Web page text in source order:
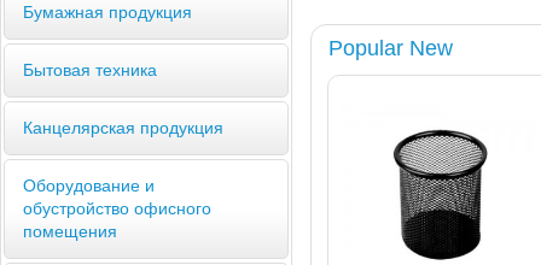
Бумажная продукция
Бытовая техника
Канцелярская продукция
Оборудование и
обустройство офисного
помещения
Popular New